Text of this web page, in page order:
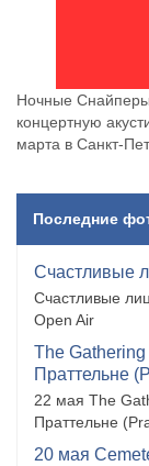
Ночные
концертную
марта в Санкт-
Последние
Счастливые
Счастливые
Open Air
The
Праттельне
22 мая The
Праттельне
20 мая